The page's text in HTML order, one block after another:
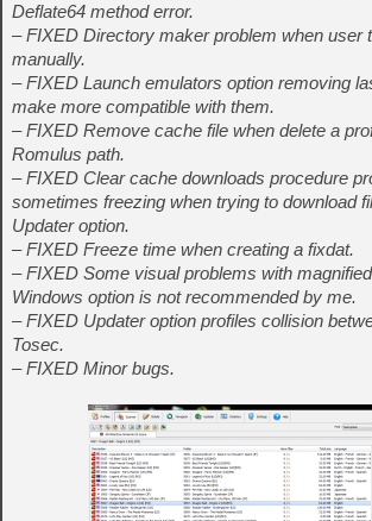
Deflate64 method error.
– FIXED Directory maker problem when user
manually.
– FIXED Launch emulators option removing
make more compatible with them.
– FIXED Remove cache file when delete a
Romulus path.
– FIXED Clear cache downloads procedure
sometimes freezing when trying to download
Updater option.
– FIXED Freeze time when creating a fixdat.
– FIXED Some visual problems with
Windows option is not recommended by me.
– FIXED Updater option profiles collision
Tosec.
– FIXED Minor bugs.